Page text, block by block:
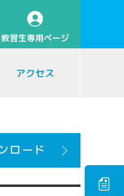
教習生専用ページ
アクセス
ロード